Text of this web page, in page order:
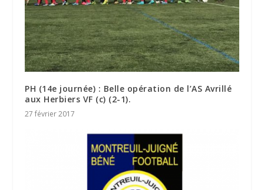
PH (14e journée) : Belle opération de l’AS Avrillé
aux Herbiers VF (c) (2-1).
27 février 2017